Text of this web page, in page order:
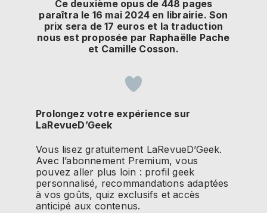
Ce deuxième opus de 448 pages
paraîtra le 16 mai 2024 en librairie. Son
prix sera de 17 euros et la traduction
nous est proposée par Raphaëlle Pache
et Camille Cosson.
Prolongez votre expérience sur
LaRevueD’Geek
Vous lisez gratuitement LaRevueD’Geek.
Avec l’abonnement Premium, vous
pouvez aller plus loin : profil geek
personnalisé, recommandations adaptées
à vos goûts, quiz exclusifs et accès
anticipé aux contenus.